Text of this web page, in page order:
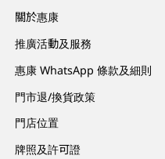
關於惠康
推廣活動及服務
惠康 WhatsApp 條款及細則
門市退/換貨政策
門店位置
牌照及許可證